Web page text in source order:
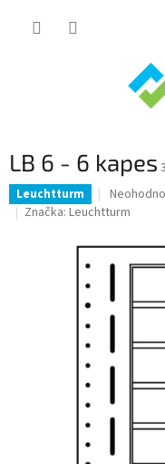
LB 6 - 6 kapes
Leuchtturm
Průměrné
hodnocení
je
0,0
5
Značka: Leuchtturm